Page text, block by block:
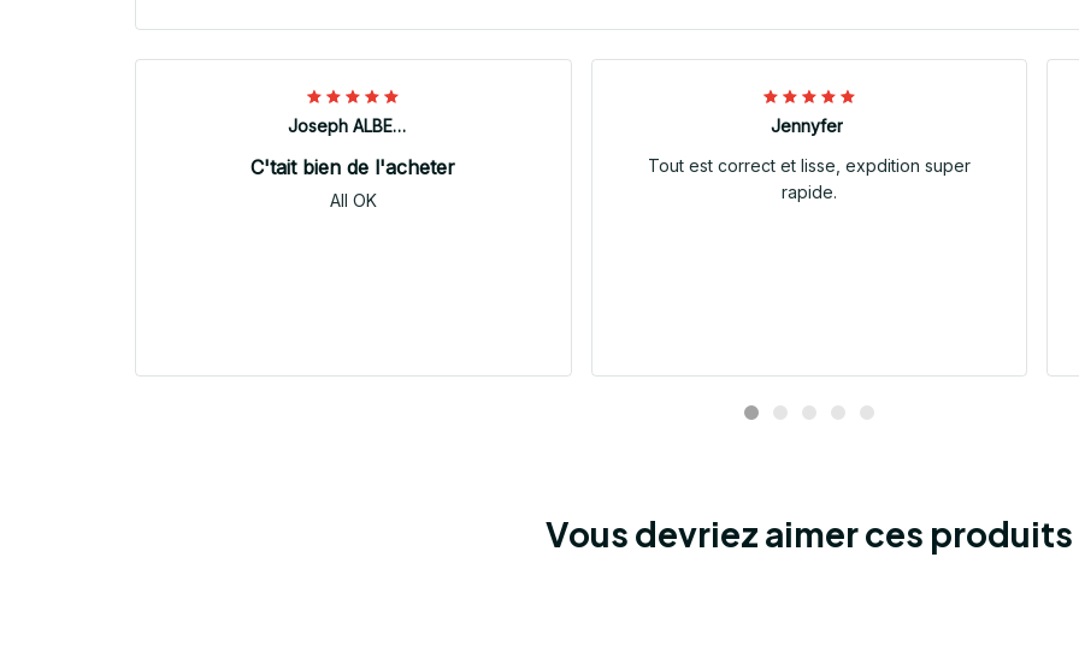
Joseph ALBERTINI
C'tait bien de l'acheter
All OK
Jennyfer
Tout est correct et lisse, expdition super
rapide.
Vous devriez aimer ces produits